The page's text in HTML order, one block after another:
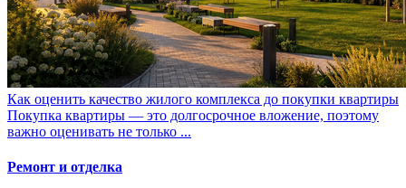
Как оценить качество жилого комплекса до покупки квартиры
Покупка квартиры — это долгосрочное вложение, поэтому
важно оценивать не только ...
Ремонт и отделка